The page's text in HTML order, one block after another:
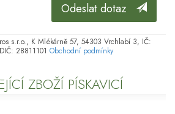
Odeslat dotaz
s.r.o., K Mlékárně 57, 54303 Vrchlabí 3, IČ:
28811101 Obchodní podmínky
ZBOŽÍ PÍSKAVICÍ